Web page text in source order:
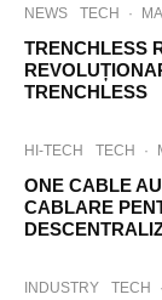
NEWS TECH ·
TRENCHLESS
TRENCHLESS
HI-TECH TECH ·
ONE CABLE
CABLARE
INDUSTRY TECH ·